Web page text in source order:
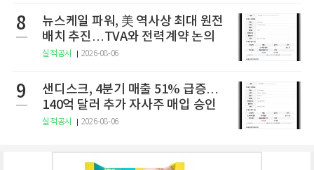
8
뉴스케일 파워, 美 역사상 최대 원전
배치 추진…TVA와 전력계약 논의
실적공시 2026-08-06
9
샌디스크, 4분기 매출 51% 급증…
140억 달러 추가 자사주 매입 승인
실적공시 2026-08-06